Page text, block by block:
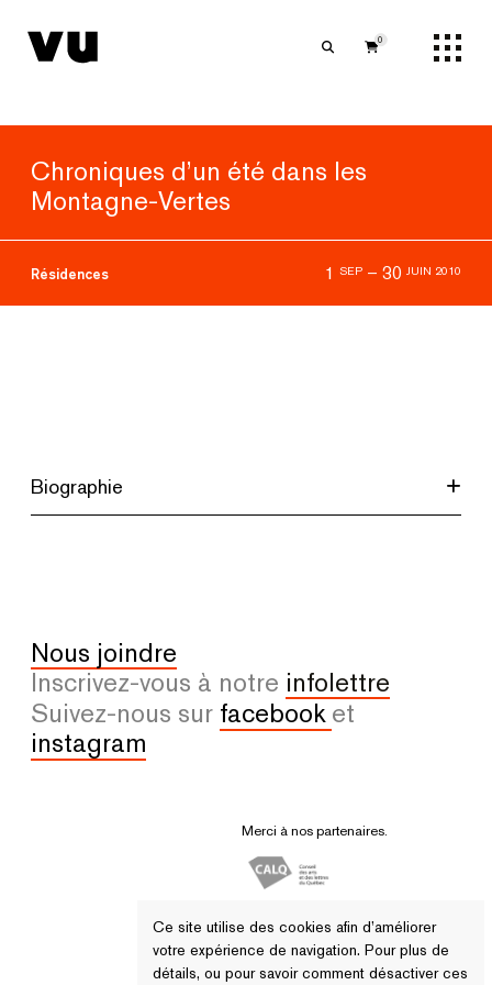
0
Chroniques d’un été dans les
Montagne-Vertes
Résidences 1 SEP – 30 JUIN 2010
Biographie
Nous joindre
Inscrivez-vous à notre infolettre
Suivez-nous sur facebook et
instagram
Merci à nos partenaires.
Ce site utilise des cookies afin d’améliorer
votre expérience de navigation. Pour plus de
détails, ou pour savoir comment désactiver ces